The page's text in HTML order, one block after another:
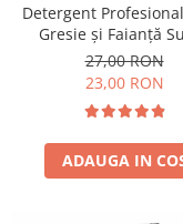
Detergent
Gresie și Faianță
Parfumat 1L
27,00 RON
23,00 RON
ADAUGA IN